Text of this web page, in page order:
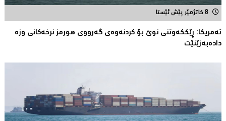
8 کاتژمێر پێش ئێستا
ئەمریكا: ڕێککەوتنى نوێ بۆ كردنەوەی گەرووی هورمز نرخەكانی وزە
دادەبەزێنێت